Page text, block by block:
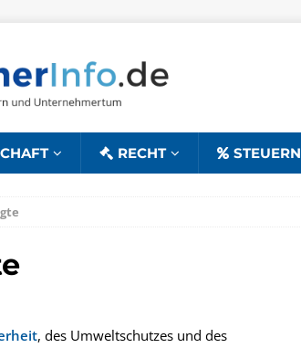
RECHT STEUERN
, des Umweltschutzes und des